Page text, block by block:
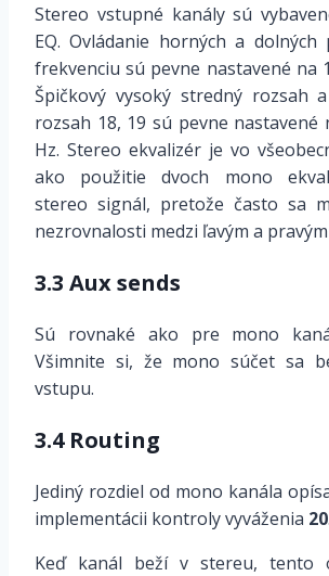
Stereo vstupné kanály sú
EQ. Ovládanie horných a dolných
frekvenciu sú pevne nastavené na
Špičkový vysoký stredný rozsah
rozsah 18, 19 sú pevne nastavené
Hz. Stereo ekvalizér je vo
ako použitie dvoch mono
stereo signál, pretože často sa
nezrovnalosti medzi ľavým a
3.3 Aux sends
Sú rovnaké ako pre mono
Všimnite si, že mono súčet sa
vstupu.
3.4 Routing
Jediný rozdiel od mono kanála
implementácii kontroly vyváženia 20.
Keď kanál beží v stereu, tento